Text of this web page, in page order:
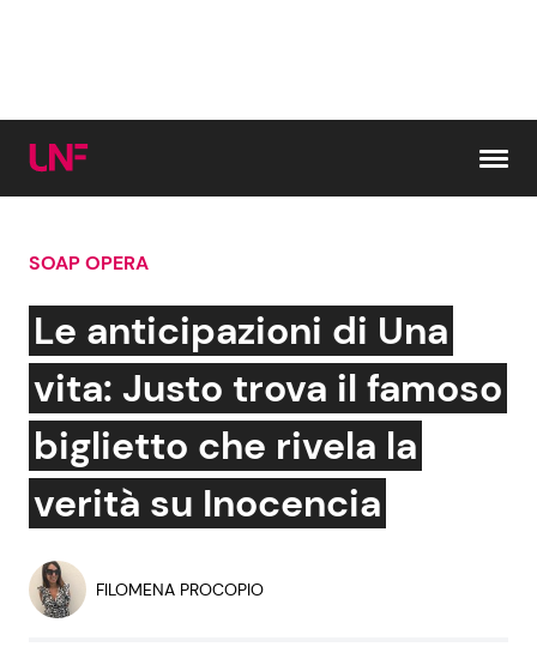
Cerca:
News e Cronaca
Attualità Italiana
Dal Mondo
Economia
Persone Scomparse
Gossip e TV
Bellezze VIP
Coppie VIP
SOAP OPERA
Le anticipazioni di Una
vita: Justo trova il famoso
biglietto che rivela la
verità su Inocencia
FILOMENA PROCOPIO